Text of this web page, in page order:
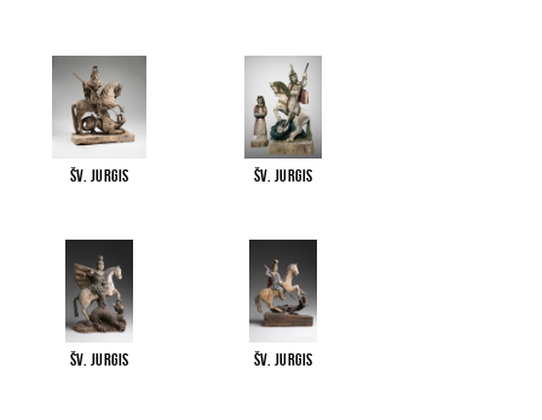
Šv. Jurgis Šv. Jurgis
Šv. Jurgis Šv. Jurgis